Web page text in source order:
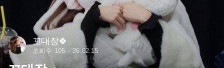
꼬대장🍀
조회수 105 26.02.15